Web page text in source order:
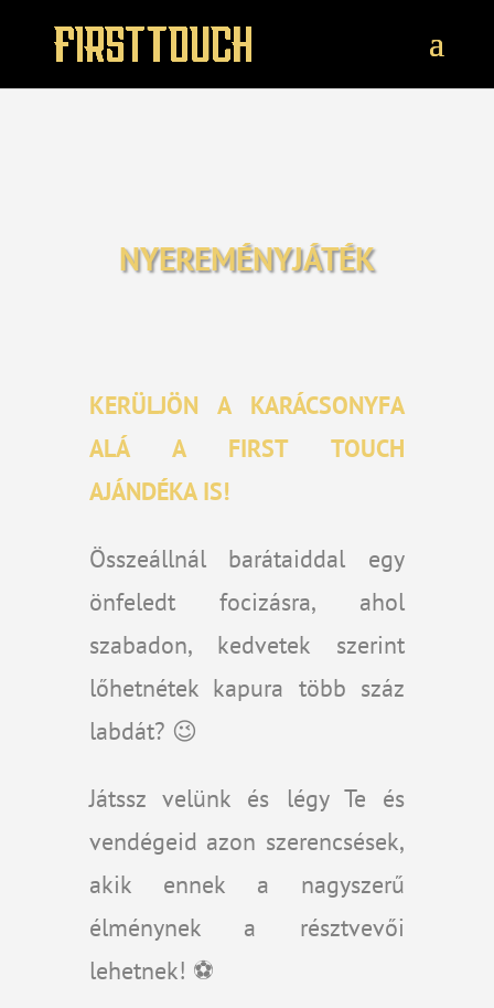
NYEREMÉNYJÁTÉK
KERÜLJÖN A KARÁCSONYFA
ALÁ A FIRST TOUCH
AJÁNDÉKA IS!
Összeállnál barátaiddal egy
önfeledt focizásra, ahol
szabadon, kedvetek szerint
lőhetnétek kapura több száz
labdát? 😉
Játssz velünk és légy Te és
vendégeid azon szerencsések,
akik ennek a nagyszerű
élménynek a résztvevői
lehetnek! ⚽️